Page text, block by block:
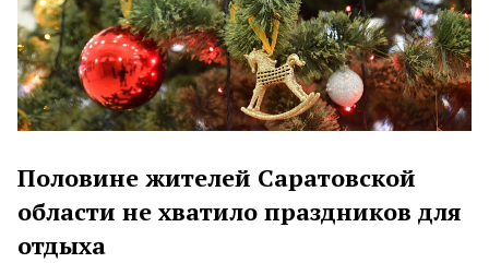
Половине жителей Саратовской
области не хватило праздников для
отдыха